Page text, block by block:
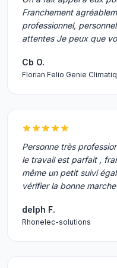
Franchement
professionnel,
attentes Je peux que
Cb O.
Florian Felio Genie
Personne très
le travail est parfait ,
même un petit suivi
vérifier la bonne
delph F.
Rhonelec-solutions